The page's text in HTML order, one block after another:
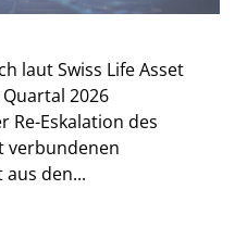
laut Swiss Life Asset
2026
Re-Eskalation des
verbundenen
den...